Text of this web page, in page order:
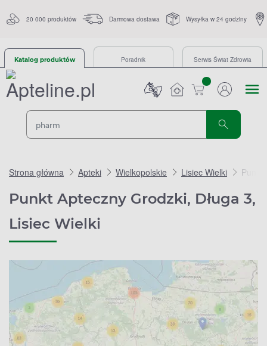
20 000 produktów Darmowa dostawa Wysyłka w 24 godziny
Katalog produktów Poradnik Serwis Świat Zdrowia
sztuk
Strona główna Apteki Wielkopolskie Lisiec Wielki Punkt
Punkt Apteczny Grodzki, Długa 3,
Lisiec Wielki